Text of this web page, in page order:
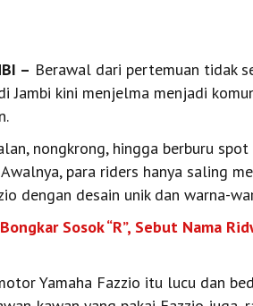
– Berawal dari pertemuan tidak
Jambi kini menjelma menjadi
nongkrong, hingga berburu
para riders hanya saling
dengan desain unik dan warna-
Sosok “R”, Sebut Nama
Yamaha Fazzio itu lucu dan